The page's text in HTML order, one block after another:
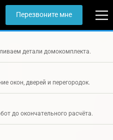
Перезвоните мне
детали домокомплекта.
окон, дверей и перегородок.
до окончательного расчёта.